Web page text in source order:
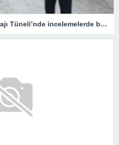
Bakan Varank, Doğancı Barajı Tüneli’nde incelemelerde bulundu